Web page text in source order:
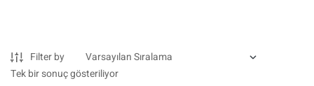
Filter by
Tek bir sonuç gösteriliyor